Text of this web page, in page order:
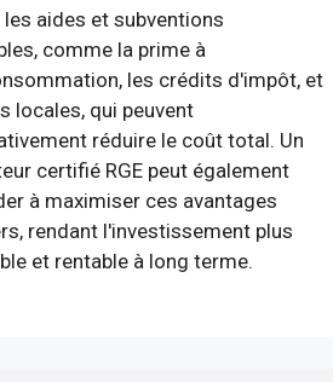
aides et subventions
comme la prime à
les crédits d'impôt, et
locales, qui peuvent
réduire le coût total. Un
certifié RGE peut également
à maximiser ces avantages
rendant l'investissement plus
et rentable à long terme.